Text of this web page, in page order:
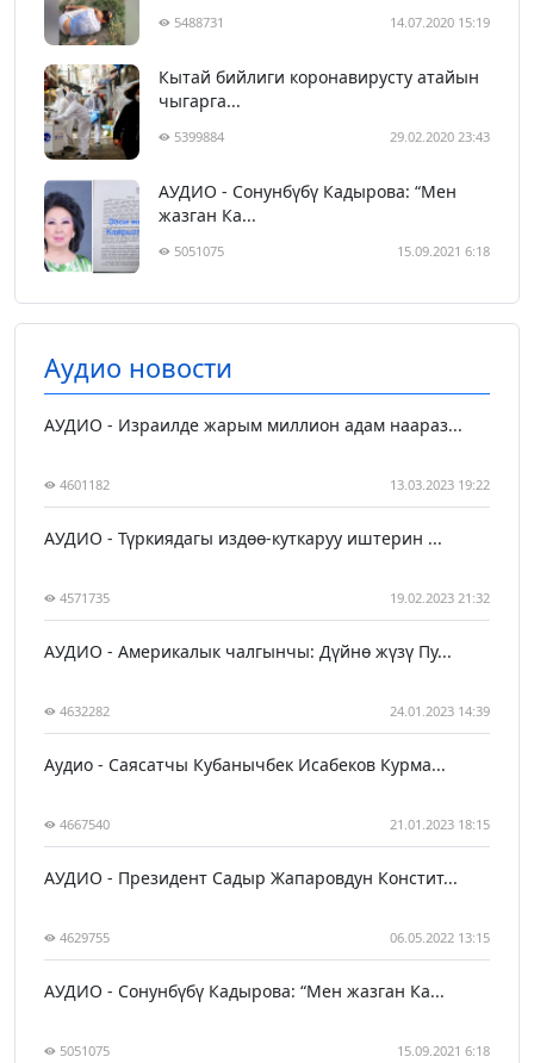
5488731 14.07.2020 15:19
Кытай бийлиги коронавирусту атайын
чыгарга...
5399884 29.02.2020 23:43
АУДИО - Сонунбүбү Кадырова: “Мен
жазган Ка...
5051075 15.09.2021 6:18
Аудио новости
АУДИО - Израилде жарым миллион адам наараз...
4601182 13.03.2023 19:22
АУДИО - Түркиядагы издөө-куткаруу иштерин ...
4571735 19.02.2023 21:32
АУДИО - Америкалык чалгынчы: Дүйнө жүзү Пу...
4632282 24.01.2023 14:39
Аудио - Саясатчы Кубанычбек Исабеков Курма...
4667540 21.01.2023 18:15
АУДИО - Президент Садыр Жапаровдун Констит...
4629755 06.05.2022 13:15
АУДИО - Сонунбүбү Кадырова: “Мен жазган Ка...
5051075 15.09.2021 6:18